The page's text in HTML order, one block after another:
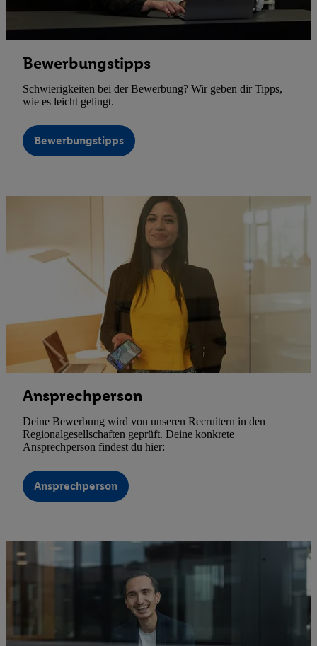
Bewerbungstipps
Schwierigkeiten bei der Bewerbung? Wir geben dir Tipps,
wie es leicht gelingt.
Bewerbungstipps
Ansprechperson
Deine Bewerbung wird von unseren Recruitern in den
Regionalgesellschaften geprüft. Deine konkrete
Ansprechperson findest du hier:
Ansprechperson